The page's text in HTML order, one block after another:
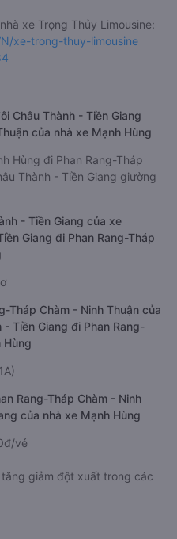
xe Trọng Thủy Limousine:
xe-trong-thuy-limousine
Châu Thành - Tiền Giang
của nhà xe Mạnh Hùng
Hùng đi Phan Rang-Tháp
Thành - Tiền Giang giường
- Tiền Giang của xe
Giang đi Phan Rang-Tháp
Tháp Chàm - Ninh Thuận của
Tiền Giang đi Phan Rang-
Hùng
Rang-Tháp Chàm - Ninh
của nhà xe Mạnh Hùng
vé
giảm đột xuất trong các